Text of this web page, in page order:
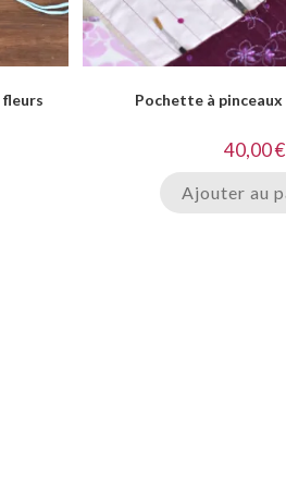
Pochette à pinceaux
40,00€
Ajouter au